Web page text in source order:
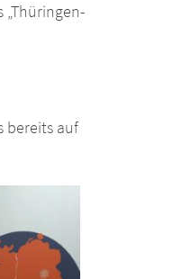
bereits auf